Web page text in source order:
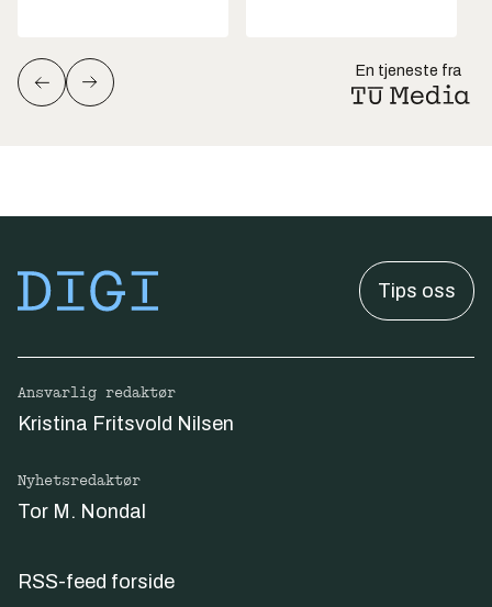
En tjeneste fra
Tips oss
Ansvarlig redaktør
Kristina Fritsvold Nilsen
Nyhetsredaktør
Tor M. Nondal
RSS-feed forside